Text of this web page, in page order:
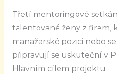
Třetí mentoringové
talentované ženy z firem,
manažerské pozici nebo
připravují se uskuteční v
Hlavním cílem projektu
4